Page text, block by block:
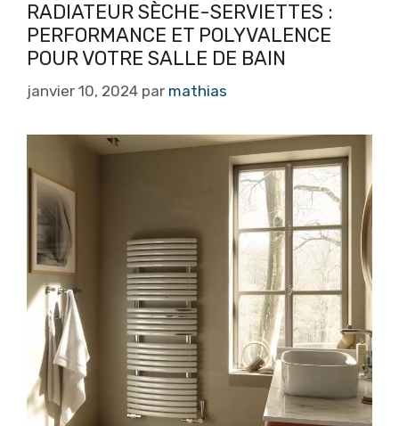
RADIATEUR SÈCHE-SERVIETTES :
PERFORMANCE ET POLYVALENCE
POUR VOTRE SALLE DE BAIN
janvier 10, 2024 par mathias